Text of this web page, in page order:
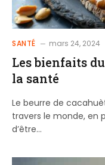
SANTÉ mars 24, 2024
Les bienfaits
la santé
Le beurre de
travers le monde, en
d’être…